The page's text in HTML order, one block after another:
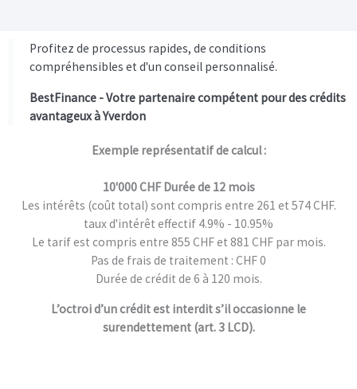
Profitez de processus rapides, de conditions
compréhensibles et d'un conseil personnalisé.
BestFinance - Votre partenaire compétent pour des crédits
avantageux à Yverdon
Exemple représentatif de calcul :
10'000 CHF Durée de 12 mois
Les intérêts (coût total) sont compris entre 261 et 574 CHF.
taux d'intérêt effectif 4.9% - 10.95%
Le tarif est compris entre 855 CHF et 881 CHF par mois.
Pas de frais de traitement : CHF 0
Durée de crédit de 6 à 120 mois.
L’octroi d’un crédit est interdit s’il occasionne le
surendettement (art. 3 LCD).